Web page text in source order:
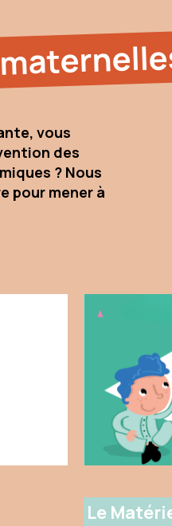
vous
des
? Nous
pour mener à
Le